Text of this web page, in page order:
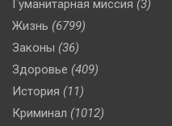
Гуманитарная миссия (3)
Жизнь (6799)
Законы (36)
Здоровье (409)
История (11)
Криминал (1012)